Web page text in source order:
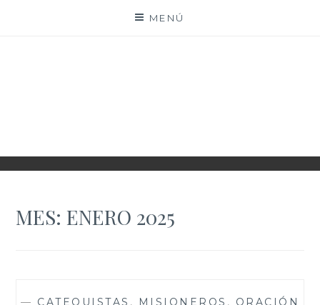
MENÚ
MES:ENERO 2025
— CATEQUISTAS , MISIONEROS , ORACIÓN